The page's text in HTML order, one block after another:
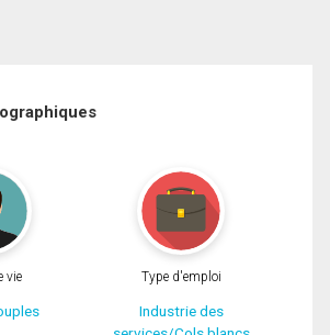
vie Type d'emploi
Industrie des